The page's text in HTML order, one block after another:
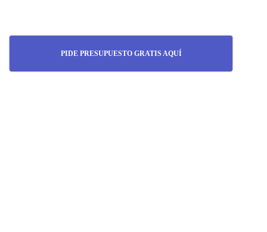
PIDE PRESUPUESTO GRATIS AQUÍ